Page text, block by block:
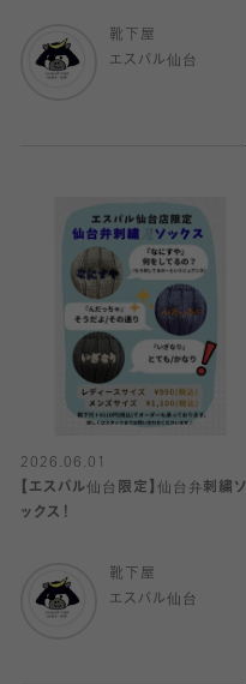
靴下屋
エスパル仙台
2026.06.01
【エスパル仙台限定】仙台弁刺繍ソ
ックス！
靴下屋
エスパル仙台